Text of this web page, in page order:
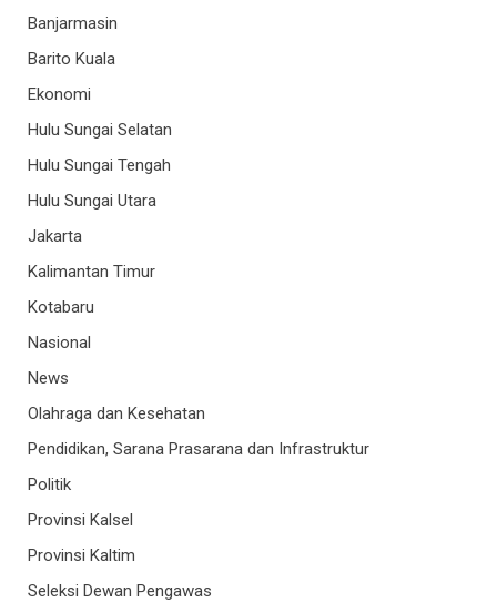
Banjarmasin
Barito Kuala
Ekonomi
Hulu Sungai Selatan
Hulu Sungai Tengah
Hulu Sungai Utara
Jakarta
Kalimantan Timur
Kotabaru
Nasional
News
Olahraga dan Kesehatan
Pendidikan, Sarana Prasarana dan Infrastruktur
Politik
Provinsi Kalsel
Provinsi Kaltim
Seleksi Dewan Pengawas